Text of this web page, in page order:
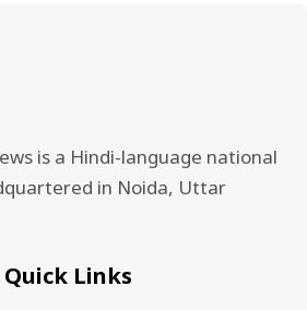
is a Hindi-language national
in Noida, Uttar
Quick Links